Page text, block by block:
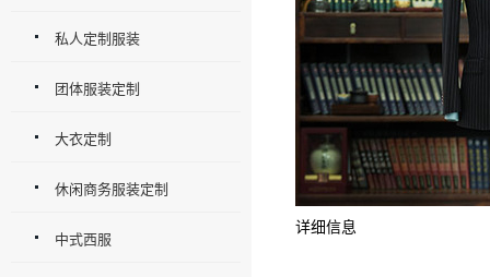
详细信息
私人定制服装
团体服装定制
大衣定制
休闲商务服装定制
中式西服